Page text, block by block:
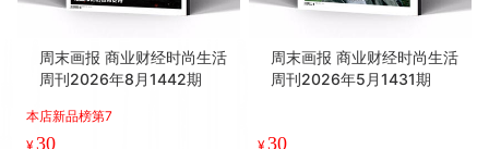
周末画报 商业财经时尚生活
周刊2026年8月1442期
本店新品榜第7
¥30
周末画报 商业财经时尚生活
周刊2026年5月1431期
¥30